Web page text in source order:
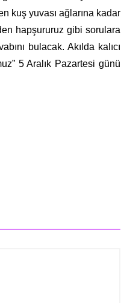
kuş yuvası ağlarına kadar
hapşururuz gibi sorulara
bulacak. Akılda kalıcı
5 Aralık Pazartesi günü